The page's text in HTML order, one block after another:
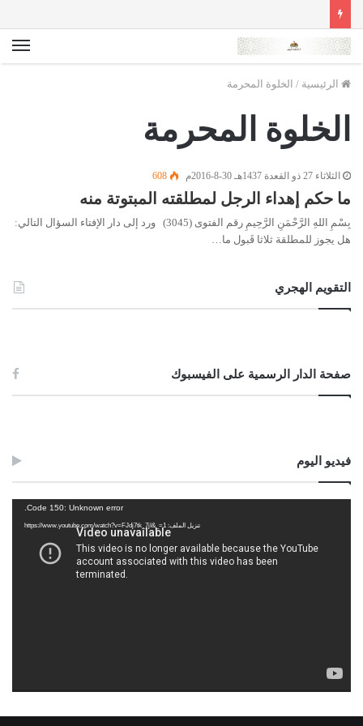
الرئيسية / الخلوة المحرمة
الخلوة المحرمة
الثلاثاء 27 ذو القعدة 1437هـ 30-8-2016م 608
ما حكم إهداء الرجل لمطلقته المبتوتة منه
بِسْمِ اللهِ الرَّحْمَنِ الرَّحِيمِ رقم الفتوى (3045) ورد إلى دار الإفتاء السؤال التالي:
هل يجوز للمطلقة ثلاثا قَبول ما…
التقويم الهجري
صفحة الدار الرسمية على الفيسبوك
فيديو اليوم
Code 150: Unknown error.
تنزيل الملف: https://www.youtube.com/watch?v=FJdj7tk_7jI&_=1